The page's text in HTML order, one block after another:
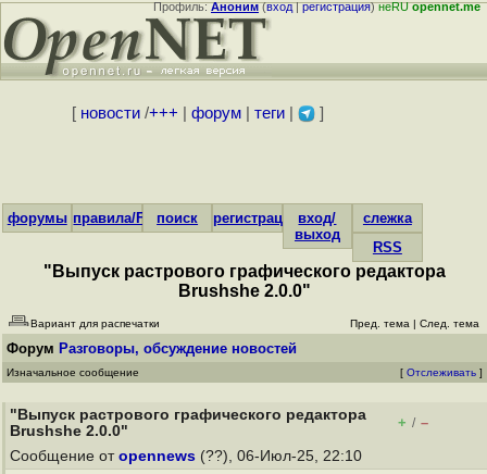
Профиль:Аноним(вход|регистрация)неRUopennet.me
[ новости/+++ форум| теги| ]
форумы правила/FAQпоиск регистрациявход/
выход
слежка
RSS
"Выпуск растрового графического редактора
Brushshe 2.0.0"
Вариант для распечатки Пред. тема | След. тема
Форум Разговоры, обсуждение новостей
Изначальное сообщение [ Отслеживать ]
"Выпуск растрового графического редактора
Brushshe 2.0.0"
+ / –
Сообщение от opennews (??), 06-Июл-25, 22:10